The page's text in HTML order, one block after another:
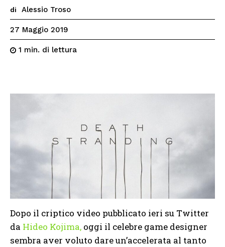
di Alessio Troso
27 Maggio 2019
1 min. di lettura
Dopo il criptico video pubblicato ieri su Twitter
da Hideo Kojima, oggi il celebre game designer
sembra aver voluto dare un’accelerata al tanto